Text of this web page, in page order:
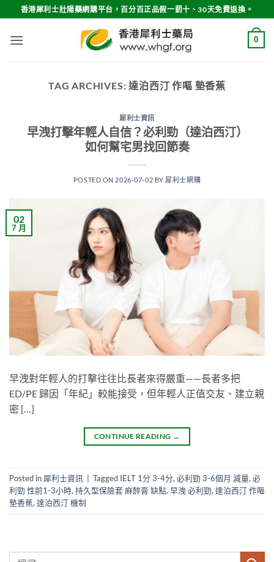
to
content
香港犀利士壯陽藥網購平台，百分百正品假一罰十、30天免費退換。
0
TAG ARCHIVES:達泊西汀 作嘔 墊香蕉
犀利士資訊
早洩打擊年輕人自信？必利勁（達泊西汀）
如何幫宅男找回節奏
POSTED ON 2026-07-02 BY 犀利士網購
02
7 月
早洩對年輕人的打擊往往比長者來得嚴重——長者多把
ED/PE 歸因「年紀」較能接受，但年輕人正值交友、建立親
密 […]
CONTINUE READING →
Posted in 犀利士資訊 Tagged IELT 1分 3-4分, 必利勁 3-6個月 減量, 必
利勁 性前1-3小時, 持久型保險套 麻醉膏 缺點, 早洩 必利勁, 達泊西汀 作嘔
墊香蕉, 達泊西汀 機制